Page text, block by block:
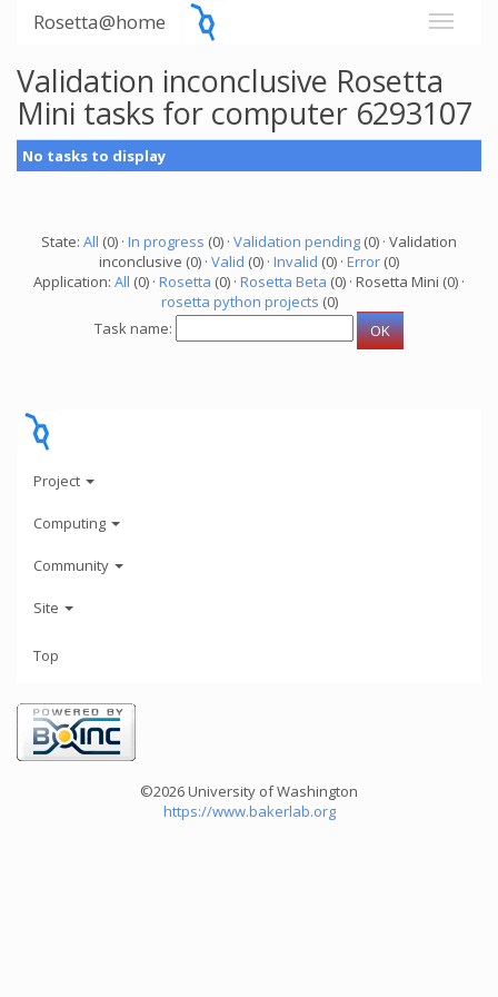
Rosetta@home
Validation inconclusive Rosetta
Mini tasks for computer 6293107
No tasks to display
State: All (0) · In progress (0) · Validation pending (0) · Validation
inconclusive (0) · Valid (0) · Invalid (0) · Error (0)
Application: All (0) · Rosetta (0) · Rosetta Beta (0) · Rosetta Mini (0) ·
rosetta python projects (0)
Task name:
Project
Computing
Community
Site
Top
©2026 University of Washington
https://www.bakerlab.org